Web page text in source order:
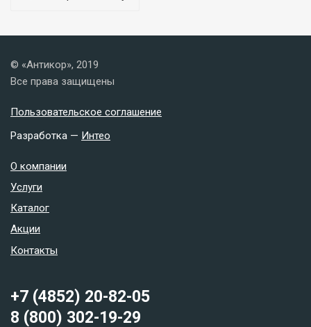
© «Антикор», 2019
Все права защищены
Пользовательское соглашение
Разработка — Интео
О компании
Услуги
Каталог
Акции
Контакты
+7 (4852) 20-82-05
8 (800) 302-19-29